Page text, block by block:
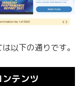
以下の通りです。
テンツ